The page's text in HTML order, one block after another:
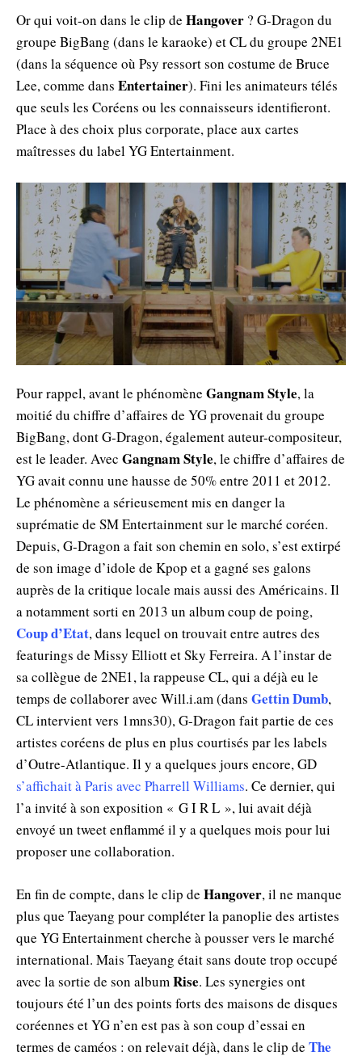
Or qui voit-on dans le clip de Hangover ? G-Dragon du
groupe BigBang (dans le karaoke) et CL du groupe 2NE1
(dans la séquence où Psy ressort son costume de Bruce
Lee, comme dans Entertainer). Fini les animateurs télés
que seuls les Coréens ou les connaisseurs identifieront.
Place à des choix plus corporate, place aux cartes
maîtresses du label YG Entertainment.
Pour rappel, avant le phénomène Gangnam Style, la
moitié du chiffre d’affaires de YG provenait du groupe
BigBang, dont G-Dragon, également auteur-compositeur,
est le leader. Avec Gangnam Style, le chiffre d’affaires de
YG avait connu une hausse de 50% entre 2011 et 2012.
Le phénomène a sérieusement mis en danger la
suprématie de SM Entertainment sur le marché coréen.
Depuis, G-Dragon a fait son chemin en solo, s’est extirpé
de son image d’idole de Kpop et a gagné ses galons
auprès de la critique locale mais aussi des Américains. Il
a notamment sorti en 2013 un album coup de poing,
Coup d’Etat, dans lequel on trouvait entre autres des
featurings de Missy Elliott et Sky Ferreira. A l’instar de
sa collègue de 2NE1, la rappeuse CL, qui a déjà eu le
temps de collaborer avec Will.i.am (dans Gettin Dumb,
CL intervient vers 1mns30), G-Dragon fait partie de ces
artistes coréens de plus en plus courtisés par les labels
d’Outre-Atlantique. Il y a quelques jours encore, GD
s’affichait à Paris avec Pharrell Williams. Ce dernier, qui
l’a invité à son exposition « G I R L », lui avait déjà
envoyé un tweet enflammé il y a quelques mois pour lui
proposer une collaboration.
En fin de compte, dans le clip de Hangover, il ne manque
plus que Taeyang pour compléter la panoplie des artistes
que YG Entertainment cherche à pousser vers le marché
international. Mais Taeyang était sans doute trop occupé
avec la sortie de son albumRise. Les synergies ont
toujours été l’un des points forts des maisons de disques
coréennes et YG n’en est pas à son coup d’essai en
termes de caméos : on relevait déjà, dans le clip de The